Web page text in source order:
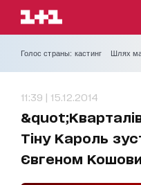
Голос страны: кастинг Шлях
11:39 | 15.12.2014
Тіну Кароль
Євгеном